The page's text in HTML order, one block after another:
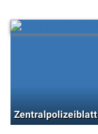
Zentralpolizeiblatt